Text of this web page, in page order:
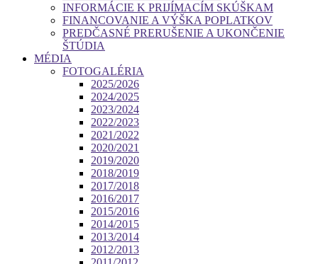
INFORMÁCIE K PRIJÍMACÍM SKÚŠKAM
FINANCOVANIE A VÝŠKA POPLATKOV
PREDČASNÉ PRERUŠENIE A UKONČENIE
ŠTÚDIA
MÉDIA
FOTOGALÉRIA
2025/2026
2024/2025
2023/2024
2022/2023
2021/2022
2020/2021
2019/2020
2018/2019
2017/2018
2016/2017
2015/2016
2014/2015
2013/2014
2012/2013